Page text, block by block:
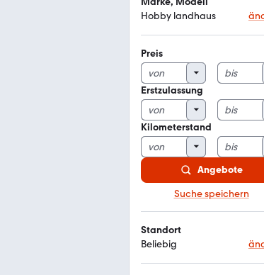
Hobby landhaus
Preis
Erstzulassung
Kilometerstand
Angebote
Suche speichern
Standort
Beliebig